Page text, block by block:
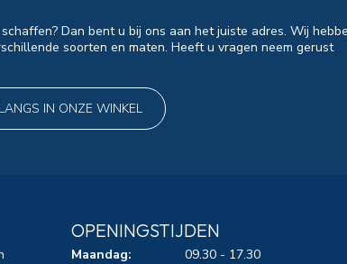
Dan bent u bij ons aan het juiste adres. Wij
soorten en maten. Heeft u vragen neem gerust
IN ONZE WINKEL
OPENINGSTIJDEN
Maandag:
09.30 - 17.30